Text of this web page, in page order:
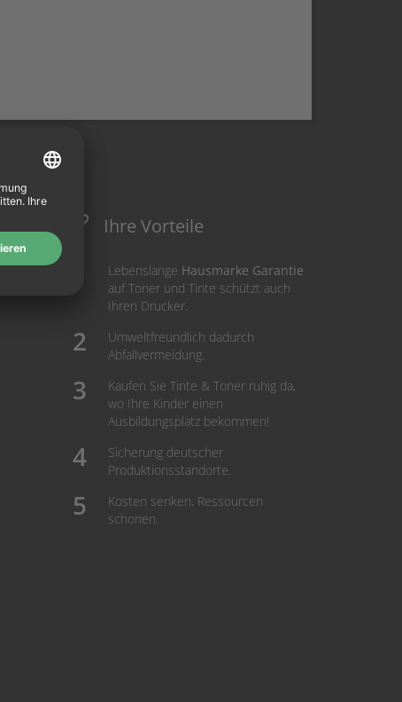
Ihre Vorteile
Lebenslange Hausmarke Garantie
auf Toner und Tinte schützt auch
Ihren Drucker.
Umweltfreundlich dadurch
Abfallvermeidung.
Kaufen Sie Tinte & Toner ruhig da,
wo Ihre Kinder einen
Ausbildungsplatz bekommen!
Sicherung deutscher
Produktionsstandorte.
Kosten senken, Ressourcen
schonen.